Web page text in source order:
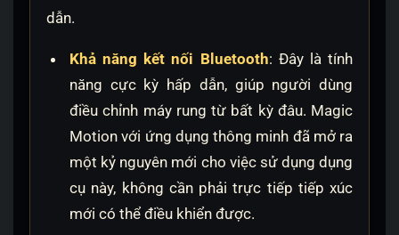
dẫn.
Khả năng kết nối Bluetooth: Đây là tính
năng cực kỳ hấp dẫn, giúp người dùng
điều chỉnh máy rung từ bất kỳ đâu. Magic
Motion với ứng dụng thông minh đã mở ra
một kỷ nguyên mới cho việc sử dụng dụng
cụ này, không cần phải trực tiếp tiếp xúc
mới có thể điều khiển được.